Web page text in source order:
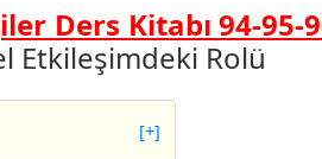
Ders Kitabı 94-
Etkileşimdeki Rolü
[+]